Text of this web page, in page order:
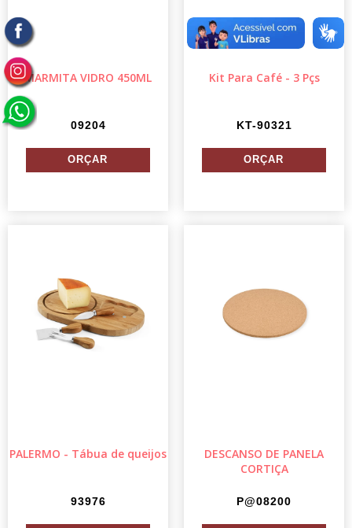
MARMITA VIDRO 450ML
09204
Kit Para Café - 3 Pçs
KT-90321
PALERMO - Tábua de queijos
93976
DESCANSO DE PANELA
CORTIÇA
P@08200